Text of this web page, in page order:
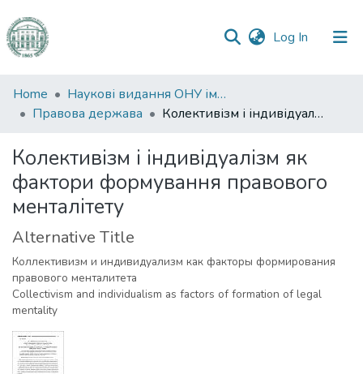
Log In (current)
Communities
&
All of DSpace
Statistics
Home
Наукові видання ОНУ імені І. І. Мечникова
Правова держава
Колективізм і індивідуалізм як фактори формування правового менталітету
Колективізм і індивідуалізм як
фактори формування правового
менталітету
Alternative Title
Коллективизм и индивидуализм как факторы формирования
правового менталитета
Collectivism and individualism as factors of formation of legal
mentality